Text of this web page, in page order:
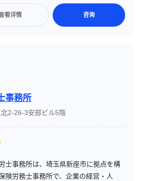
看详情 咨询
事務所
2-26-3安部ビル5階
士事務所は、埼玉県新座市に拠点を構
険労務士事務所で、企業の経営・人